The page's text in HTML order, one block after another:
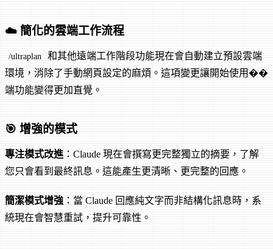
☁️ 簡化的雲端工作流程
/ultraplan
和其他遠端工作階段功能現在會自動建立預設雲端
環境，消除了手動網頁設定的麻煩。這項變更讓開始使用��
端功能變得更加直覺。
🎯 增強的模式
專注模式改進 ：Claude 現在會撰寫更完整獨立的摘要，了解
您只會看到最終訊息。這能產生更清晰、更完整的回應。
簡潔模式增強 ：當 Claude 回應純文字而非結構化訊息時，系
統現在會智慧重試，提升可靠性。